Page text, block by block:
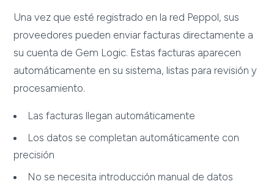
Una vez que esté registrado en la red Peppol, sus
proveedores pueden enviar facturas directamente a
su cuenta de Gem Logic. Estas facturas aparecen
automáticamente en su sistema, listas para revisión y
procesamiento.
Las facturas llegan automáticamente
Los datos se completan automáticamente con
precisión
No se necesita introducción manual de datos